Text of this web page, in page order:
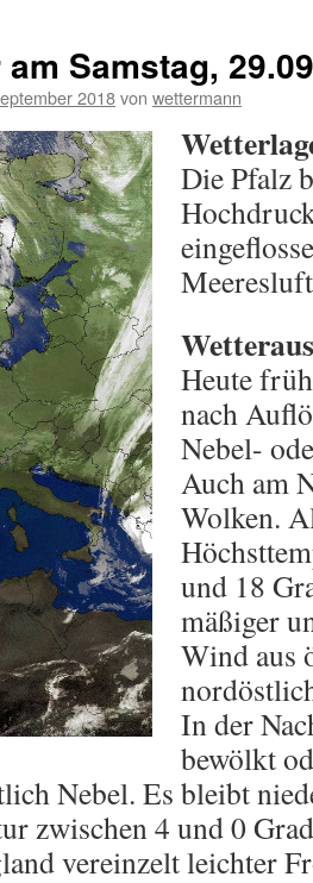
Samstag,
2018von wettermann
Die Pfalz
Heute
nach
Nebel-
Auch am
Wolken.
und 18
mäßiger
Wind aus
In der
bewölkt
Nebel. Es bleibt
zwischen 4 und 0
vereinzelt leichter